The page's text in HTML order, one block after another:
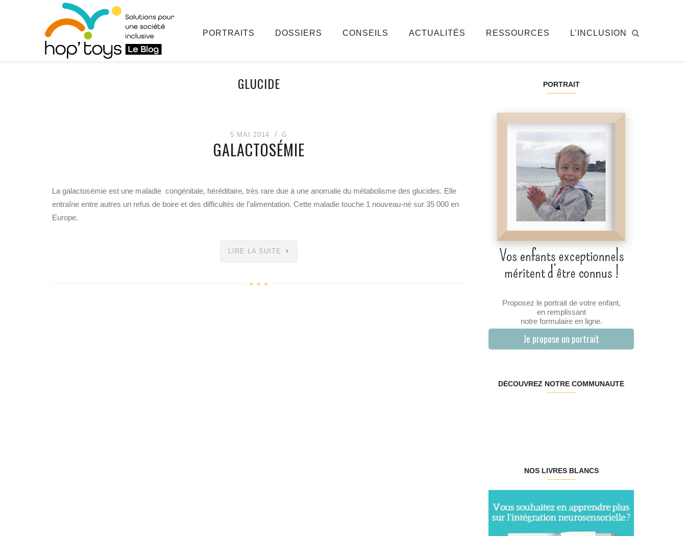
PORTRAITS DOSSIERS CONSEILS ACTUALITÉS RESSOURCES L’INCLUSION
GLUCIDE
5 MAI 2014 G
GALACTOSÉMIE
La galactosémie est une maladie congénitale, héréditaire, très rare due à une anomalie du métabolisme des glucides. Elle
entraîne entre autres un refus de boire et des difficultés de l’alimentation. Cette maladie touche 1 nouveau-né sur 35 000 en
Europe.
LIRE LA SUITE
PORTRAIT
Proposez le portrait de votre enfant,
en remplissant
notre formulaire en ligne.
Je propose un portrait
DÉCOUVREZ NOTRE COMMUNAUTÉ
NOS LIVRES BLANCS